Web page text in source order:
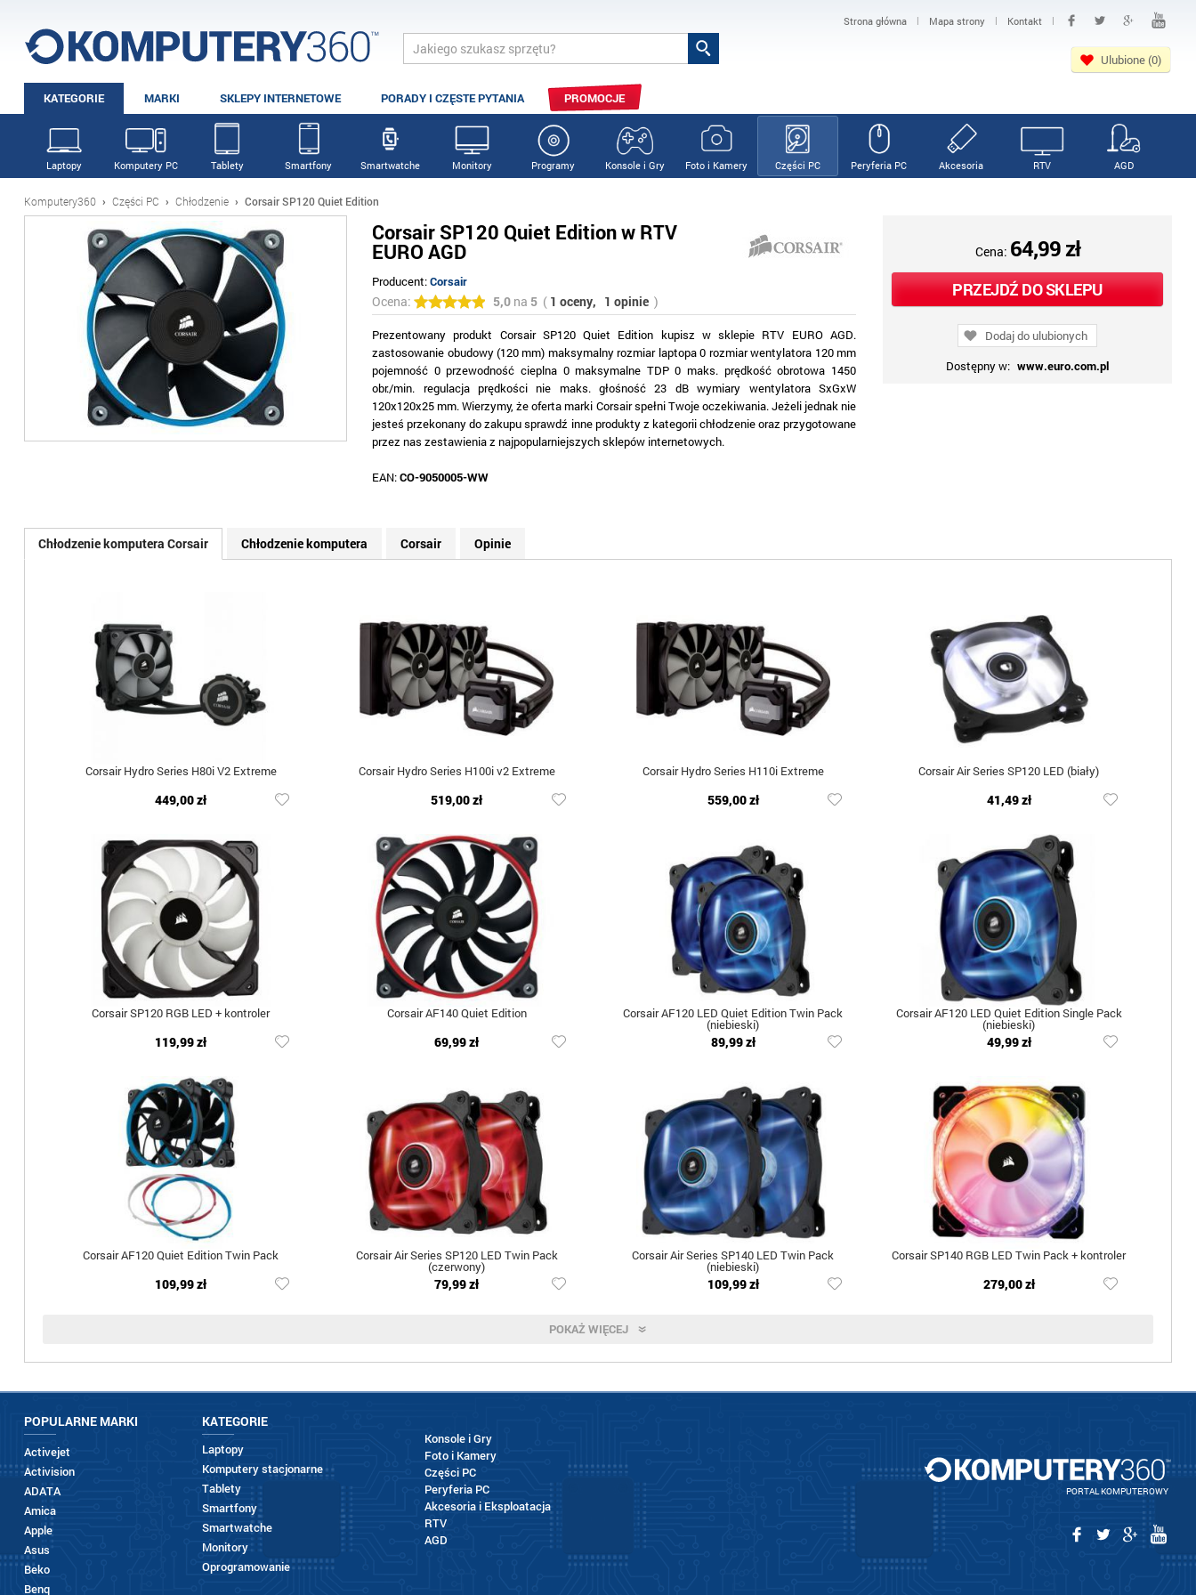
Strona główna | Mapa strony | Kontakt |
Ulubione (0)
KATEGORIE MARKI SKLEPY INTERNETOWE PORADY I CZĘSTE PYTANIA PROMOCJE
Laptopy Komputery PC Tablety Smartfony Smartwatche Monitory Programy Konsole i Gry Foto i Kamery Części PC Peryferia PC Akcesoria RTV AGD
Komputery360 › Części PC › Chłodzenie › Corsair SP120 Quiet Edition
Corsair SP120 Quiet Edition w RTV
EURO AGD
Producent:Corsair
Ocena: 5,0 na 5 ( 1 oceny, 1 opinie )
Prezentowany produkt Corsair SP120 Quiet Edition kupisz w sklepie RTV EURO AGD.
zastosowanie obudowy (120 mm) maksymalny rozmiar laptopa 0 rozmiar wentylatora 120 mm
pojemność 0 przewodność cieplna 0 maksymalne TDP 0 maks. prędkość obrotowa 1450
obr./min. regulacja prędkości nie maks. głośność 23 dB wymiary wentylatora SxGxW
120x120x25 mm. Wierzymy, że oferta marki Corsair spełni Twoje oczekiwania. Jeżeli jednak nie
jesteś przekonany do zakupu sprawdź inne produkty z kategorii chłodzenie oraz przygotowane
przez nas zestawienia z najpopularniejszych sklepów internetowych.
EAN:CO-9050005-WW
Cena: 64,99 zł
PRZEJDŹ DO SKLEPU
Dodaj do ulubionych
Dostępny w: www.euro.com.pl
Chłodzenie komputera Corsair Chłodzenie komputera Corsair Opinie
Corsair Hydro Series H80i V2 Extreme
449,00 zł
Corsair Hydro Series H100i v2 Extreme
519,00 zł
Corsair Hydro Series H110i Extreme
559,00 zł
Corsair Air Series SP120 LED (biały)
41,49 zł
Corsair SP120 RGB LED + kontroler
119,99 zł
Corsair AF140 Quiet Edition
69,99 zł
Corsair AF120 LED Quiet Edition Twin Pack
(niebieski)
89,99 zł
Corsair AF120 LED Quiet Edition Single Pack
(niebieski)
49,99 zł
Corsair AF120 Quiet Edition Twin Pack
109,99 zł
Corsair Air Series SP120 LED Twin Pack
(czerwony)
79,99 zł
Corsair Air Series SP140 LED Twin Pack
(niebieski)
109,99 zł
Corsair SP140 RGB LED Twin Pack + kontroler
279,00 zł
POKAŻ WIĘCEJ
POPULARNE MARKI
Activejet
Activision
ADATA
Amica
Apple
Asus
Beko
Benq
KATEGORIE
Laptopy
Komputery stacjonarne
Tablety
Smartfony
Smartwatche
Monitory
Oprogramowanie
Konsole i Gry
Foto i Kamery
Części PC
Peryferia PC
Akcesoria i Eksploatacja
RTV
AGD
PORTAL KOMPUTEROWY